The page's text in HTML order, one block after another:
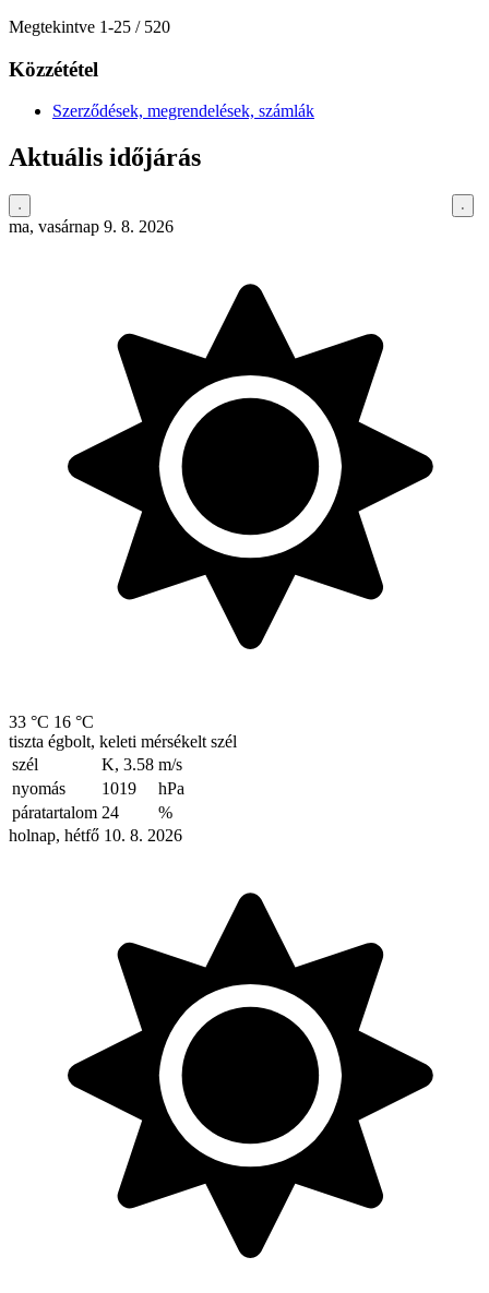
Megtekintve 1-25 / 520
Közzététel
Szerződések, megrendelések, számlák
Aktuális időjárás
ma, vasárnap 9. 8. 2026
33 °C 16 °C
tiszta égbolt, keleti mérsékelt szél
szél
K, 3.58 m/s
nyomás
1019
hPa
páratartalom 24
%
holnap, hétfő 10. 8. 2026